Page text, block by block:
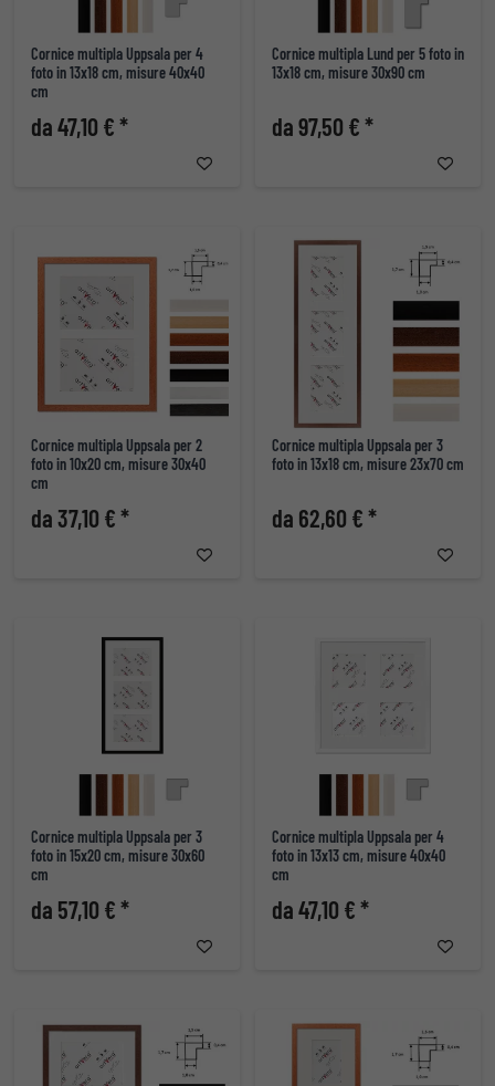
Cornice multipla Uppsala per 4
foto in 13x18 cm, misure 40x40
cm
da 47,10 € *
Cornice multipla Lund per 5 foto in
13x18 cm, misure 30x90 cm
da 97,50 € *
Cornice multipla Uppsala per 2
foto in 10x20 cm, misure 30x40
cm
da 37,10 € *
Cornice multipla Uppsala per 3
foto in 13x18 cm, misure 23x70 cm
da 62,60 € *
Cornice multipla Uppsala per 3
foto in 15x20 cm, misure 30x60
cm
da 57,10 € *
Cornice multipla Uppsala per 4
foto in 13x13 cm, misure 40x40
cm
da 47,10 € *